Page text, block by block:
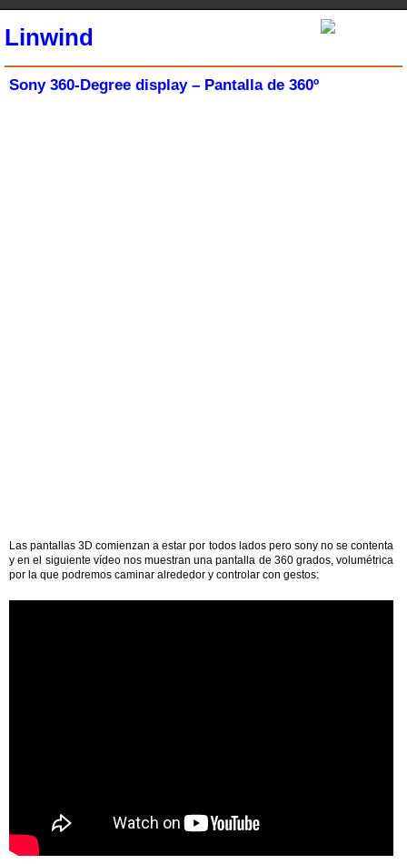
Linwind
Sony 360-Degree display – Pantalla de 360º
Las pantallas 3D comienzan a estar por todos lados pero sony no se contenta
y en el siguiente vídeo nos muestran una pantalla de 360 grados, volumétrica
por la que podremos caminar alrededor y controlar con gestos: